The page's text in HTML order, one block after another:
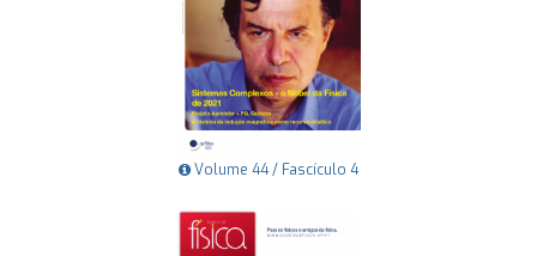
Volume 44 / Fascículo 4